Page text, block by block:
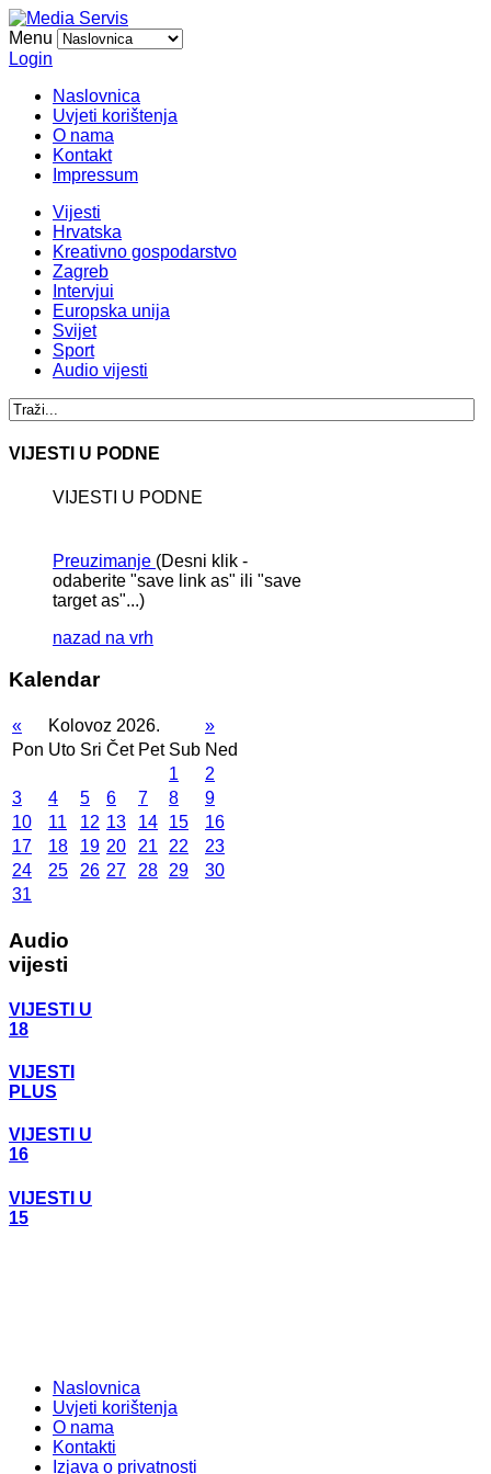
Menu
Login
Naslovnica
Uvjeti korištenja
O nama
Kontakt
Impressum
Vijesti
Hrvatska
Kreativno gospodarstvo
Zagreb
Intervjui
Europska unija
Svijet
Sport
Audio vijesti
VIJESTI U PODNE
VIJESTI U PODNE
Preuzimanje (Desni klik -
odaberite "save link as" ili "save
target as"...)
nazad na vrh
Kalendar
« Kolovoz 2026.
»
Pon Uto Sri Čet Pet Sub Ned
1
2
3
4 5 6 7 8
9
10
11 12 13 14 15
16
17
18 19 20 21 22
23
24
25 26 27 28 29
30
31
Audio
vijesti
VIJESTI U
18
VIJESTI
PLUS
VIJESTI U
16
VIJESTI U
15
Naslovnica
Uvjeti korištenja
O nama
Kontakti
Izjava o privatnosti